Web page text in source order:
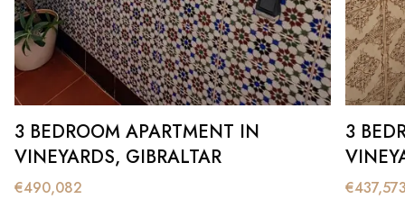
3 BEDROOM APARTMENT IN
VINEYARDS, GIBRALTAR
€490,082
3
€